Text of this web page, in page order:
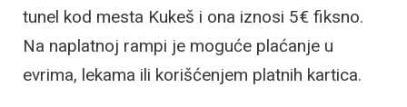
tunel kod mesta Kukeš i ona iznosi 5€ fiksno.
Na naplatnoj rampi je moguće plaćanje u
evrima, lekama ili korišćenjem platnih kartica.